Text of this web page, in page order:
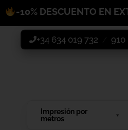
-10% DESCUENTO EN
+34 634 019 732 910
Impresión por
metros